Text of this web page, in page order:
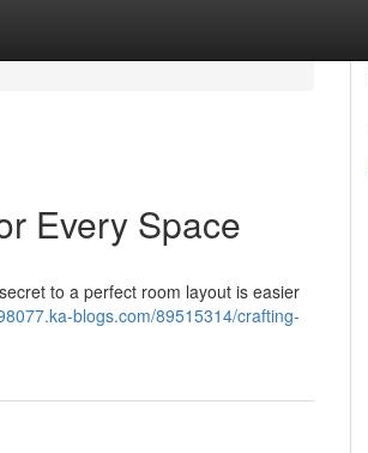
Every Space
to a perfect room layout is easier
blogs.com/89515314/crafting-